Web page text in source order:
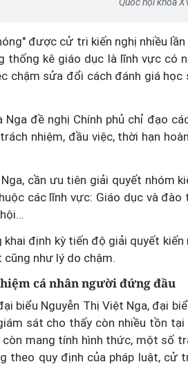
được cử tri kiến nghị nhiều
thống kê giáo dục là lĩnh vực có
chậm sửa đổi cách đánh giá học
đề nghị Chính phủ chỉ đạo
nhiệm, đầu việc, thời hạn
cần ưu tiên giải quyết nhóm
các lĩnh vực: Giáo dục và
định kỳ tiến độ giải quyết
cũng như lý do chậm.
cá nhân người đứng đầu
biểu Nguyễn Thị Việt Nga, đại
sát cho thấy còn nhiều tồn
mang tính hình thức, một số
theo quy định của pháp luật, cử
và bản án vì lẽ công
bằng